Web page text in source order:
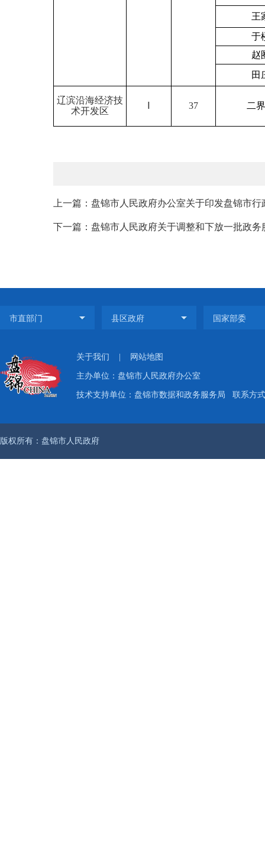
王
于
赵
田
辽滨沿海经济技
术开发区
37 二
上一篇：盘锦市人民政府办公室关于印发盘锦市
下一篇：盘锦市人民政府关于调整和下放一批政务
关于我们 网站地图
主办单位：盘锦市人民政府办公室
技术支持单位：盘锦市数据和政务服务局 联系方
版权所有：盘锦市人民政府